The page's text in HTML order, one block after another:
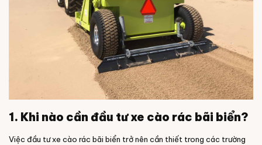
1. Khi nào cần đầu tư xe cào rác bãi biển?
Việc đầu tư xe cào rác bãi biển trở nên cần thiết trong các trường